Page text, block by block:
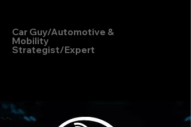
Car Guy/Automotive &
Mobility
Strategist/Expert